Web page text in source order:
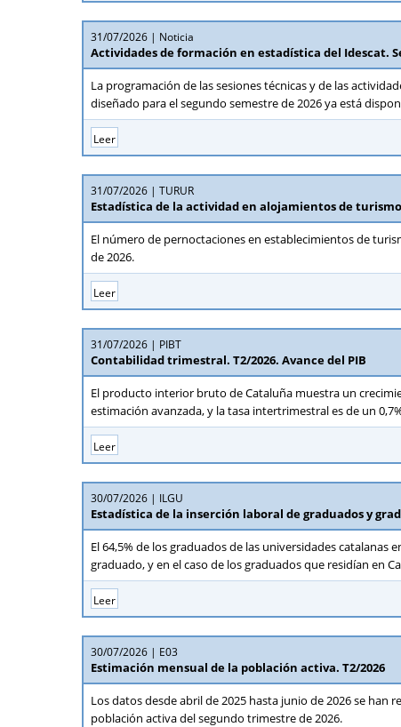
31/07/2026 Noticia
Actividades de formación en estadística del Idescat.
La programación de las sesiones técnicas y de las
diseñado para el segundo semestre de 2026 ya está
Leer
31/07/2026 TURUR
Estadística de la actividad en alojamientos de
El número de pernoctaciones en establecimientos de
de 2026.
Leer
31/07/2026 PIBT
Contabilidad trimestral. T2/2026. Avance del PIB
El producto interior bruto de Cataluña muestra un
estimación avanzada, y la tasa intertrimestral es de un
Leer
30/07/2026 ILGU
Estadística de la inserción laboral de graduados y
El 64,5% de los graduados de las universidades
graduado, y en el caso de los graduados que residían en
Leer
30/07/2026 E03
Estimación mensual de la población activa. T2/2026
Los datos desde abril de 2025 hasta junio de 2026 se han
población activa del segundo trimestre de 2026.